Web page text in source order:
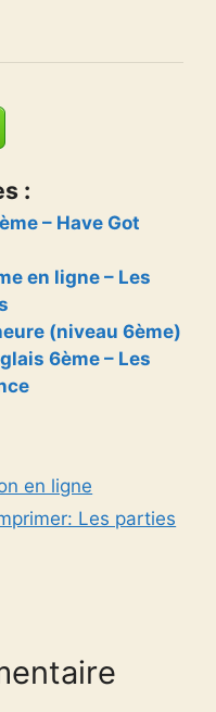
:
– Have Got
en ligne – Les
(niveau 6ème)
6ème – Les
en ligne
Les parties